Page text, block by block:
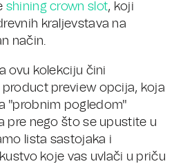
shining crown slot, koji
kraljevstava na
način.
ovu kolekciju čini
preview opcija, koja
"probnim pogledom"
pre nego što se upustite u
lista sastojaka i
koje vas uvlači u priču